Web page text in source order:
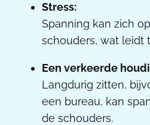
Stress:
Spanning kan zich
schouders, wat leidt
Een verkeerde
Langdurig zitten,
een bureau, kan
de schouders.